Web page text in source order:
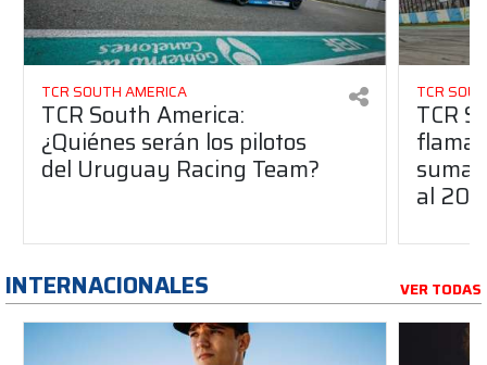
TCR SOUTH AMERICA
TCR South America:
¿Quiénes serán los pilotos
del Uruguay Racing Team?
TCR
TCR
suma
al
INTERNACIONALES VER TODAS